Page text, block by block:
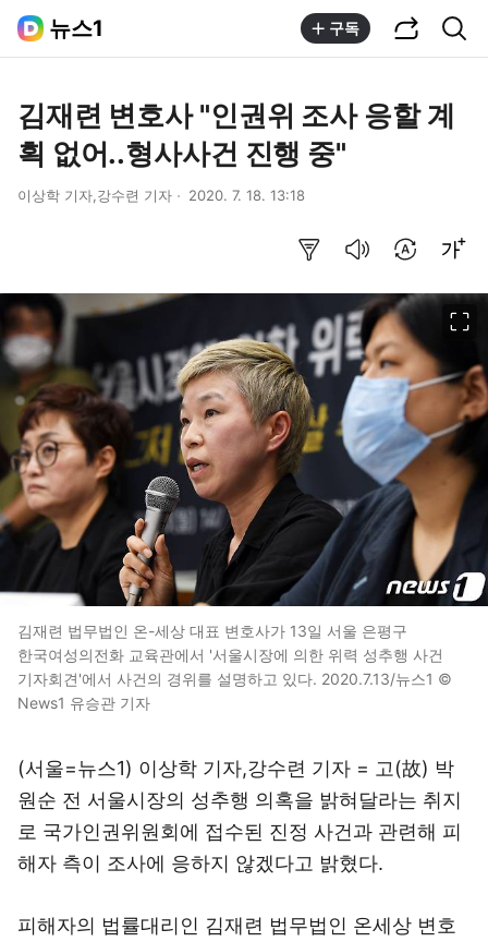
뉴스1 구독
김재련 변호사 "인권위 조사 응할 계
획 없어..형사사건 진행 중"
이상학 기자,강수련 기자 2020. 7. 18. 13:18
김재련 법무법인 온-세상 대표 변호사가 13일 서울 은평구
한국여성의전화 교육관에서 '서울시장에 의한 위력 성추행 사건
기자회견'에서 사건의 경위를 설명하고 있다. 2020.7.13/뉴스1 ©
News1 유승관 기자
(서울=뉴스1) 이상학 기자,강수련 기자 = 고(故) 박
원순 전 서울시장의 성추행 의혹을 밝혀달라는 취지
로 국가인권위원회에 접수된 진정 사건과 관련해 피
해자 측이 조사에 응하지 않겠다고 밝혔다.
피해자의 법률대리인 김재련 법무법인 온세상 변호